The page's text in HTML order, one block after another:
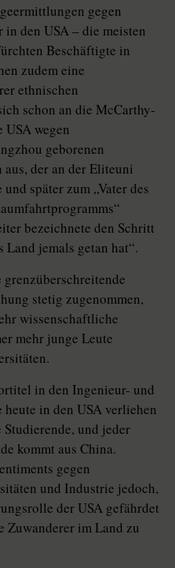
gegen
den USA – die meisten
Beschäftigte in
zudem eine
ethnischen
schon an die McCarthy-
wegen
geborenen
der an der Eliteuni
später zum „Vater des
bezeichnete den Schritt
Land jemals getan hat“.
grenzüberschreitende
stetig zugenommen,
wissenschaftliche
mehr junge Leute
in den Ingenieur- und
in den USA verliehen
Studierende, und jeder
kommt aus China.
gegen
und Industrie jedoch,
der USA gefährdet
Zuwanderer im Land zu